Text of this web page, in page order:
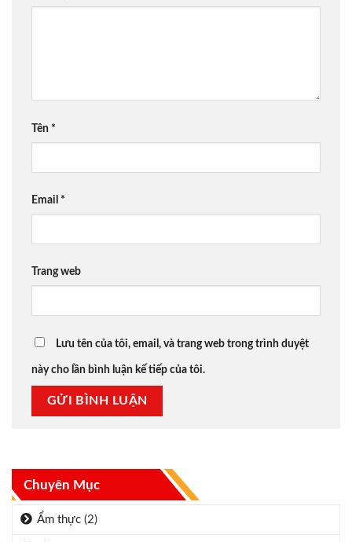
Chuyên Mục
Ẩm thực (2)
Tên *
Email *
Trang web
Lưu tên của tôi, email, và trang web trong trình duyệt
này cho lần bình luận kế tiếp của tôi.